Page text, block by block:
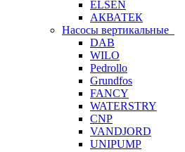
ELSEN
АКВАТЕК
Насосы вертикальные
DAB
WILO
Pedrollo
Grundfos
FANCY
WATERSTRY
CNP
VANDJORD
UNIPUMP